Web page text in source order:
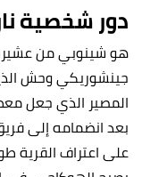
دور شخصية
هو شينوبي من عشيرة
جينشوريكي وحش
المصير الذي جعل
بعد انضمامه إلى
على اعتراف القرية